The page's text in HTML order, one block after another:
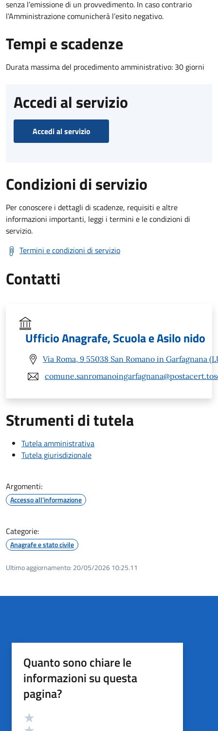
senza l’emissione di un provvedimento. In caso contrario
l’Amministrazione comunicherà l’esito negativo.
Tempi e scadenze
Durata massima del procedimento amministrativo: 30 giorni
Accedi al servizio
Accedi al servizio
Condizioni di servizio
Per conoscere i dettagli di scadenze, requisiti e altre
informazioni importanti, leggi i termini e le condizioni di
servizio.
Termini e condizioni di servizio
Contatti
Ufficio Anagrafe, Scuola e Asilo nido
Via Roma, 9 55038 San Romano in Garfagnana
Strumenti di tutela
Tutela amministrativa
Tutela giurisdizionale
Argomenti:
Accesso all'informazione
Categorie:
Anagrafe e stato civile
Ultimo aggiornamento: 20/05/2026 10:25.11
Quanto sono chiare le
informazioni su questa
pagina?
Valutazione